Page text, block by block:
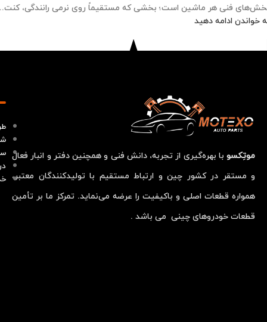
فنی هر ماشین است؛ بخشی که مستقیماً روی نرمی رانندگی،
خواندن ادامه دهید
موتِکسو با بهره‌گیری از تجربه، دانش فنی و همچنین دفتر و انبار فعال
و مستقر در کشور چین و ارتباط مستقیم با تولیدکنندگان معتبر،
همواره قطعات اصلی و باکیفیت را عرضه می‌نماید. تمرکز ما بر تأمین
قطعات خودروهای چینی می باشد .